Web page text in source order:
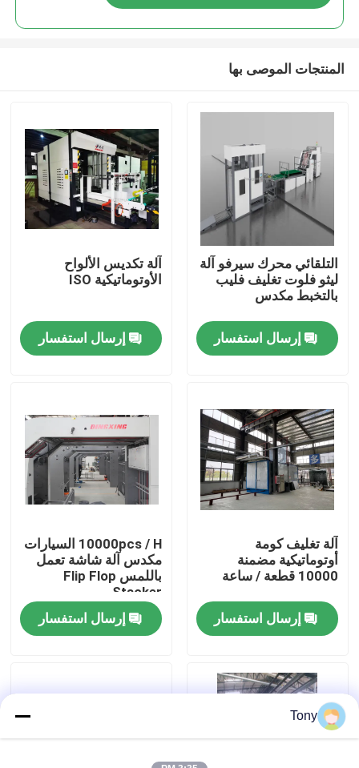
المنزل
المنتجات
جولة في المصنع
مراقبة الجودة
اتصل بنا
أخبار
اطلب اقتباس
المنتجات الموصى بها
التلقائي محرك سيرفو آلة
ليثو فلوت تغليف فليب
بالتخبط مكدس
إرسال استفسار
آلة تكديس الألواح
الأوتوماتيكية ISO
إرسال استفسار
آلة تغليف كومة
أوتوماتيكية مضمنة
10000 قطعة / ساعة
إرسال استفسار
10000pcs / H السيارات
مكدس آلة شاشة تعمل
باللمس Flip Flop
Stacker
إرسال استفسار
Tony